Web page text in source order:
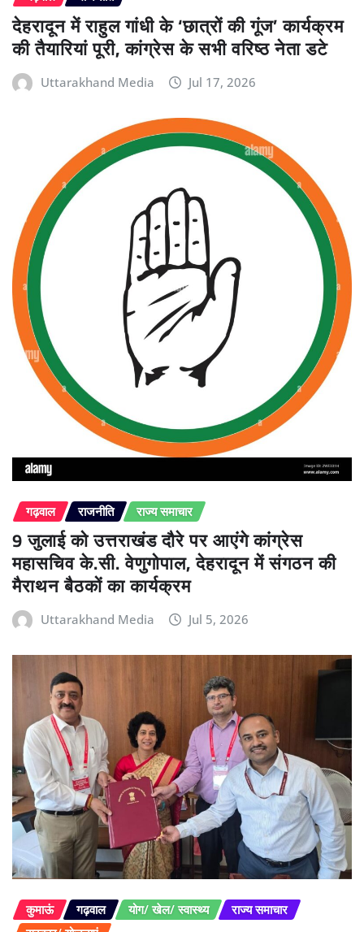
देहरादून में राहुल गांधी के ‘छात्रों की गूंज’ कार्यक्रम
की तैयारियां पूरी, कांग्रेस के सभी वरिष्ठ नेता डटे
Uttarakhand Media Jul 17, 2026
गढ़वाल राजनीति राज्य समाचार
9 जुलाई को उत्तराखंड दौरे पर आएंगे कांग्रेस
महासचिव के.सी. वेणुगोपाल, देहरादून में संगठन की
मैराथन बैठकों का कार्यक्रम
Uttarakhand Media Jul 5, 2026
कुमाऊं गढ़वाल योग/ खेल/ स्वास्थ्य
राज्य समाचार